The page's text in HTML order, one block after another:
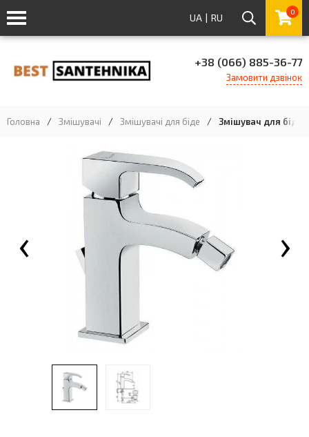
UA | RU 0
+38 (066) 885-36-77
Замовити дзвінок
Головна / Змішувачі / Змішувачі для біде / Змішувач для біде
‹ ›